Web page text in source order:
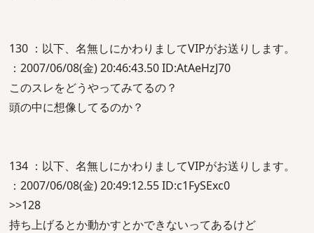
130 ：以下、名無しにかわりましてVIPがお送りします。
：2007/06/08(金) 20:46:43.50 ID:AtAeHzJ70
このスレをどうやってみてるの？
頭の中に想像してるのか？
134 ：以下、名無しにかわりましてVIPがお送りします。
：2007/06/08(金) 20:49:12.55 ID:c1FySExc0
>>128
持ち上げるとか動かすとかできないってあるけど